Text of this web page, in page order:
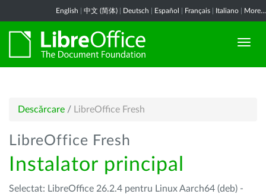
English 中文 (简体) Deutsch Español Français Italiano More...
Descărcare / LibreOffice Fresh
LibreOffice Fresh
Instalator principal
Selectat: LibreOffice 26.2.4 pentru Linux Aarch64 (deb) -